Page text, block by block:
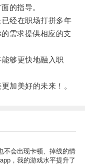
的指导。
经在职场打拼多年
需求提供相应的支
够更快地融入职
加美好的未来！。
不会出现卡顿、掉线的情
，我的游戏水平提升了